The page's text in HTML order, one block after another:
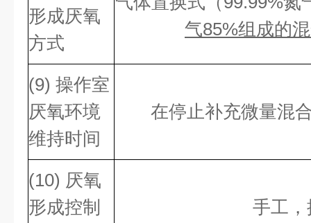
形成厌氧
方式
气85%组成的
(9) 操作室
厌氧环境
维持时间
在停止补充微量混
(10) 厌氧
形成控制
手工